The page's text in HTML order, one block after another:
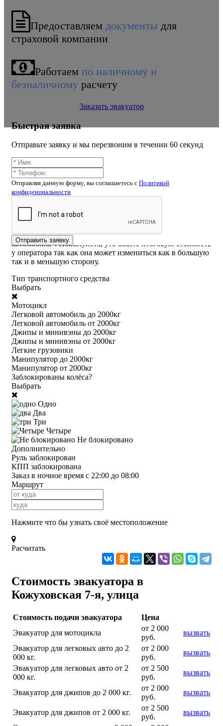
Предоставляем документы для
страховой компании
Работаем по наличному и
безналичному расчету
Заказать эвакуатор
Быстрая заявка
Отправьте заявку и мы перезвоним в течении 60 секунд
Отправляя данную форму, вы соглашаетесь c Политикой
конфиденциальности
Отправить заявку
Калькулятор расчёта стоимости
эвакуатора Кожуховская 7-я, улица
ВНИМАНИЕ! Стоимость рассчитанная самостоятельно
на калькуляторе или указанная на сайте может отличаться
от конечной из-за того что при расчете вы могли не
учесть например "Блокировку руля" или "Вес
автомобиля". Пожалуйста, уточняйте итоговую стоимость
у оператора так как она может измениться как в большую
так и в меньшую сторону.
Тип транспортного средства
Выбрать
Мотоцикл
Легковой автомобиль до 2000кг
Легковой автомобиль от 2000кг
Джипы и минивэны до 2000кг
Джипы и минивэны от 2000кг
Легкие грузовики
Манипулятор до 2000кг
Манипулятор от 2000кг
Заблокированы колёса?
Выбрать
Одно
Два
Три
Четыре
Не блокировано
Дополнительно
Руль заблокирован
КПП заблокирована
Заказ в ночное время с 22:00 до 08:00
Маршрут
Нажмите что бы узнать своё местоположение
Расчитать
Стоимость эвакуатора в
Кожуховская 7-я, улица
Стоимость подачи эвакуатора
Цена
Эвакуатор для мотоцикла
от 2 000
руб.
вызвать
Эвакуатор для легковых авто до 2
000 кг.
от 2 000
руб.
вызвать
Эвакуатор для легковых авто от 2
000 кг.
от 2 500
руб.
вызвать
Эвакуатор для джипов до 2 000 кг.
от 2 000
руб.
вызвать
Эвакуатор для джипов от 2 000 кг.
от 2 500
руб.
вызвать